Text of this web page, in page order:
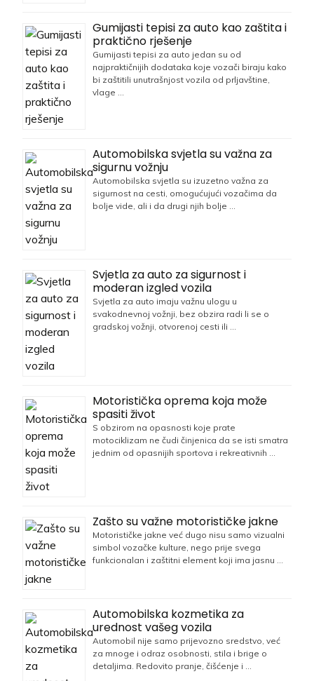
Gumijasti tepisi za auto kao zaštita i
praktično rješenje
Gumijasti tepisi za auto jedan su od
najpraktičnijih dodataka koje vozači biraju kako
bi zaštitili unutrašnjost vozila od prljavštine,
vlage …
Automobilska svjetla su važna za
sigurnu vožnju
Automobilska svjetla su izuzetno važna za
sigurnost na cesti, omogućujući vozačima da
bolje vide, ali i da drugi njih bolje …
Svjetla za auto za sigurnost i
moderan izgled vozila
Svjetla za auto imaju važnu ulogu u
svakodnevnoj vožnji, bez obzira radi li se o
gradskoj vožnji, otvorenoj cesti ili …
Motoristička oprema koja može
spasiti život
S obzirom na opasnosti koje prate
motociklizam ne čudi činjenica da se isti smatra
jednim od opasnijih sportova i rekreativnih …
Zašto su važne motorističke jakne
Motorističke jakne već dugo nisu samo vizualni
simbol vozačke kulture, nego prije svega
funkcionalan i zaštitni element koji ima jasnu …
Automobilska kozmetika za
urednost vašeg vozila
Automobil nije samo prijevozno sredstvo, već
za mnoge i odraz osobnosti, stila i brige o
detaljima. Redovito pranje, čišćenje i …